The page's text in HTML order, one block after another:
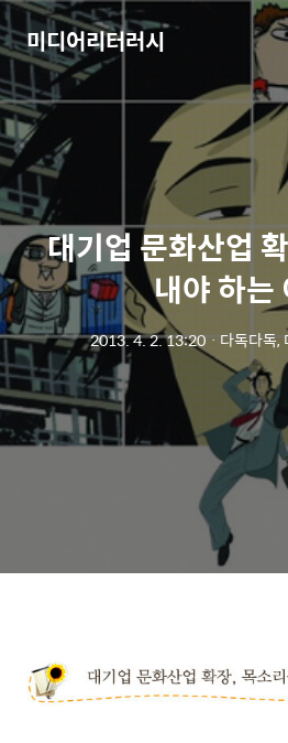
미디어리터러시
대기업 문화산업
내야 하는
2013. 4. 2. 13:20ㆍ 다독다독,